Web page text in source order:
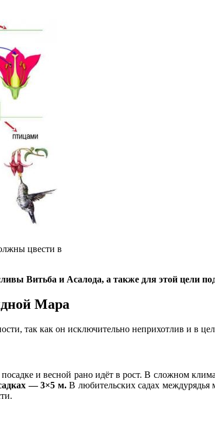
цвести в
Витьба и Асалода, а также для этой цели
Мара
так как он исключительно неприхотлив и в
и весной рано идёт в рост. В сложном
— 3×5 м.В любительских садах